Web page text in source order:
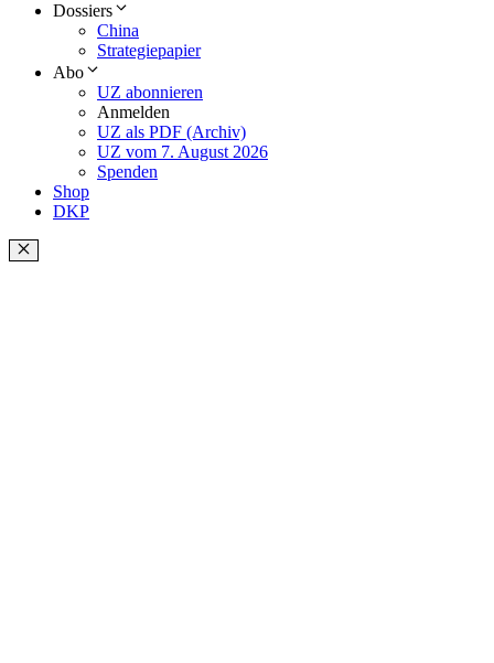
Dossiers
China
Strategiepapier
Abo
UZ abonnieren
Anmelden
UZ als PDF (Archiv)
UZ vom 7. August 2026
Spenden
Shop
DKP
Schließen